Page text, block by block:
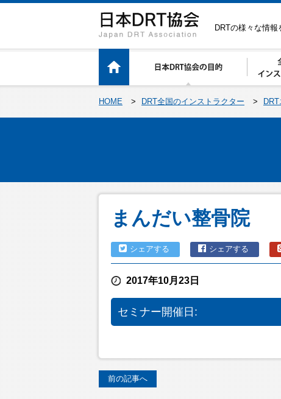
DRTの様々な情報
HOME > DRT全国のインストラクター >
まんだい整骨院
シェアする シェアする
2017年10月23日
セミナー開催日:
前の記事へ